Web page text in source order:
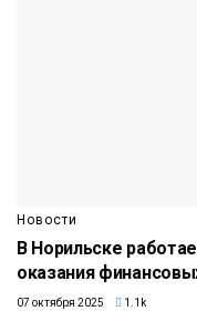
Новости
В Норильске
оказания
07 октября 2025 1.1k